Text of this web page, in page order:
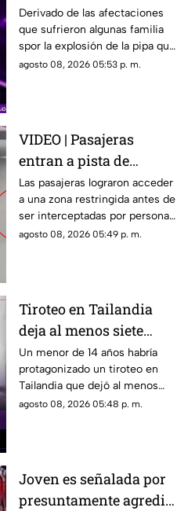
familias afectadas por
la explosión de pipa en
Cuernavaca
Derivado de las afectaciones
que sufrieron algunas familia
spor la explosión de la pipa que
transportaba gas LP,
agosto 08, 2026 05:53 p. m.
VIDEO | Pasajeras
entran a pista de
aeropuerto tras perder
su vuelo; autoridades
logran detenerlas
Las pasajeras lograron acceder
a una zona restringida antes de
ser interceptadas por personal
del aeropuerto.
agosto 08, 2026 05:49 p. m.
Tiroteo en Tailandia
deja al menos siete
muertos
Un menor de 14 años habría
protagonizado un tiroteo en
Tailandia que dejó al menos
siete personas muertas, entre
agosto 08, 2026 05:48 p. m.
Joven es señalada por
presuntamente agredir